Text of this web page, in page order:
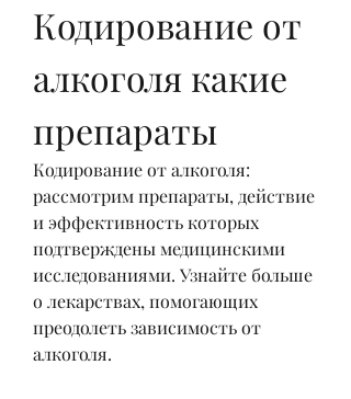
Кодирование от
алкоголя какие
препараты
Кодирование от алкоголя:
рассмотрим препараты, действие
и эффективность которых
подтверждены медицинскими
исследованиями. Узнайте больше
о лекарствах, помогающих
преодолеть зависимость от
алкоголя.